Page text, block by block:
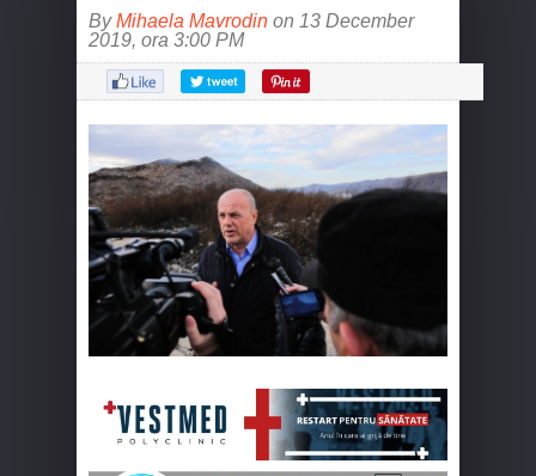
ByMihaela Mavrodin on 13 December
2019, ora 3:00 PM